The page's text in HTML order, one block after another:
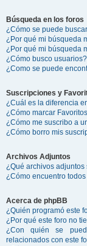
Búsqueda en los foros
¿Cómo se puede
¿Por qué mi búsqueda
¿Por qué mi búsqueda
¿Cómo busco usuarios?
¿Como se puede
Suscripciones y
¿Cuál es la diferencia
¿Cómo marcar
¿Cómo me suscribo a
¿Cómo borro mis
Archivos Adjuntos
¿Qué archivos
¿Cómo encuentro
Acerca de phpBB
¿Quién programó este
¿Por qué este foro no
¿Con quién se
relacionados con este